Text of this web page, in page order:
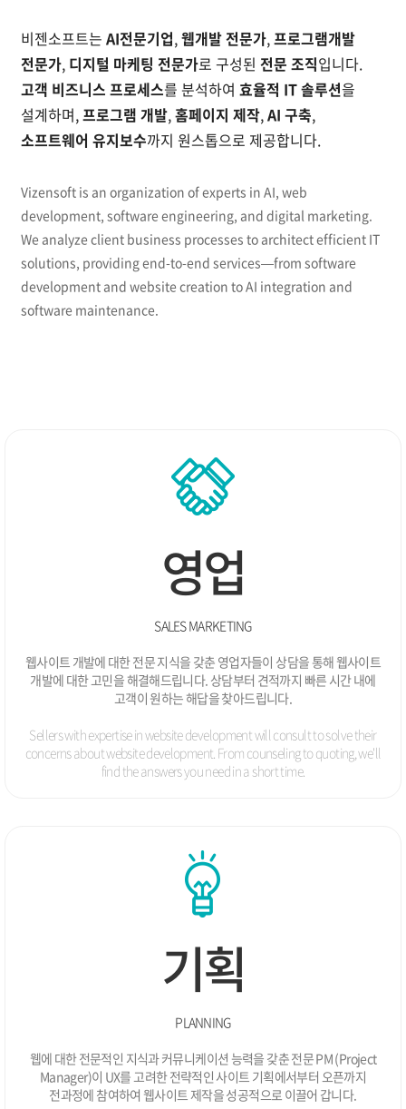
07.
국립오페라단 웹사이트 리뉴얼 및 모바일웹 개발
SK에너지 SNS 통합 모바일웹서비스 개발
04.
처방전달 솔루션 Ver2.0 개발
02.
병•의원 관리프로그램 Ver4.0 개발
12.
MBC미술센터 웹사이트 및 모바일웹사이트 개발
08.
시안관리프로그램 Ver1.0 개발
05.
닥터스칼프 웹사이트 개발
04.
경희봄한의원 비만사이트 개발
03.
골드와이즈닥터스 전략적 제휴
2011
12.
두보식품 웹사이트 개발
부민병원 네트워크 웹사이트 개발
안양대학교 및 부속기관 웹사이트 개발
기술경영경제학회 웹사이트 개발
경희봄한의원 모바일사이트 개발
병•의원 관리프로그램 Ver2.0 개발
02.
(주)비젠소프트 확장
01.
모바일 사이트 개발 서비스 오픈
01.
웹로그분석 솔루션 Ver2.0 개발
08.
해외자원개발진흥재단 BI 개발 / 웹사이트 개발
07.
행정안전부 전자팸플릿 개발
해외자원개발협회 웹사이트 개발
예약솔루션 ASP서비스 진행
(주)비젠소프트 웹사이트 리뉴얼
프로젝트관리 시스템 Ver1.2 출시
웨딩사업 B2B / B2C 관리 프로그램 개발
일본여행 포탈사이트 여행기쁨 구축 전략적 제휴
05.
한국건설연구원 복원생물관리 프로그램 개발
01.
대출관리 프로그램 개발
2007
비젠소프트는 AI전문기업,웹개발 전문가,프로그램개발
전문가, 디지털 마케팅 전문가로 구성된 전문 조직입니다.
고객 비즈니스 프로세스를 분석하여 효율적 IT 솔루션을
설계하며,프로그램 개발,홈페이지 제작,AI 구축,
소프트웨어 유지보수까지 원스톱으로 제공합니다.
Vizensoft is an organization of experts in AI, web
development, software engineering, and digital marketing.
We analyze client business processes to architect efficient IT
solutions, providing end-to-end services—from software
development and website creation to AI integration and
software maintenance.
영업
SALES MARKETING
웹사이트 개발에 대한 전문 지식을 갖춘 영업자들이 상담을 통해 웹사이트
개발에 대한 고민을 해결해드립니다. 상담부터 견적까지 빠른 시간 내에
고객이 원하는 해답을 찾아드립니다.
Sellers with expertise in website development will consult to solvetheir
concerns about website development. From counseling to quoting, we'll
find theanswers you need in a short time.
기획
PLANNING
웹에 대한 전문적인 지식과 커뮤니케이션 능력을 갖춘 전문 PM(Project
Manager)이 UX를 고려한 전략적인 사이트 기획에서부터 오픈까지
전과정에 참여하여 웹사이트 제작을 성공적으로 이끌어 갑니다.